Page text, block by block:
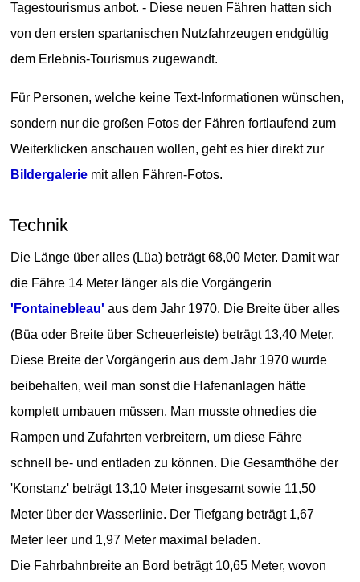
Tagestourismus anbot. - Diese neuen Fähren hatten sich
von den ersten spartanischen Nutzfahrzeugen endgültig
dem Erlebnis-Tourismus zugewandt.
Für Personen, welche keine Text-Informationen wünschen,
sondern nur die großen Fotos der Fähren fortlaufend zum
Weiterklicken anschauen wollen, geht es hier direkt zur
Bildergalerie mit allen Fähren-Fotos.
Technik
Die Länge über alles (Lüa) beträgt 68,00 Meter. Damit war
die Fähre 14 Meter länger als die Vorgängerin
'Fontainebleau' aus dem Jahr 1970. Die Breite über alles
(Büa oder Breite über Scheuerleiste) beträgt 13,40 Meter.
Diese Breite der Vorgängerin aus dem Jahr 1970 wurde
beibehalten, weil man sonst die Hafenanlagen hätte
komplett umbauen müssen. Man musste ohnedies die
Rampen und Zufahrten verbreitern, um diese Fähre
schnell be- und entladen zu können. Die Gesamthöhe der
'Konstanz' beträgt 13,10 Meter insgesamt sowie 11,50
Meter über der Wasserlinie. Der Tiefgang beträgt 1,67
Meter leer und 1,97 Meter maximal beladen.
Die Fahrbahnbreite an Bord beträgt 10,65 Meter, wovon